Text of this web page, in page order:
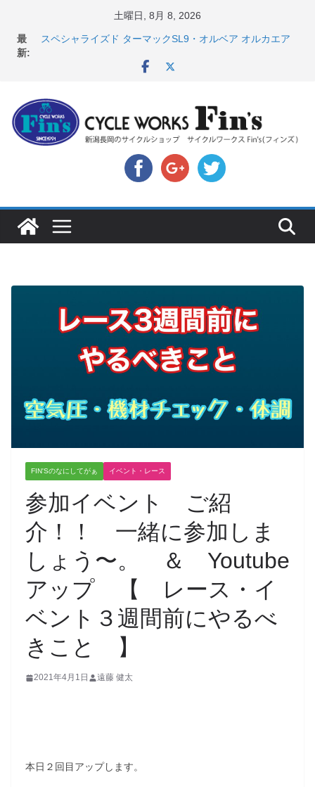
土曜日, 8月 8, 2026
最
新:
スペシャライズド ターマックSL9・オルベア オルカエア
店頭のセールバイク在庫 ロードバイク、MTB、クロス
バイクなど（２０２６・７・１７ 現在）
【 重要 】お支払いについて ＆ クロスバイクのカスタ
店頭のセールバイク在庫 ロードバイク、MTB、クロス
バイクなど（２０２６・７・１０ 現在）
FIN'Sのなにしてがぁ イベント・レース
参加イベント ご紹
介！！ 一緒に参加しま
しょう〜。 ＆ Youtube
アップ 【 レース・イ
ベント３週間前にやるべ
きこと 】
2021年4月1日 遠藤 健太
本日２回目アップします。